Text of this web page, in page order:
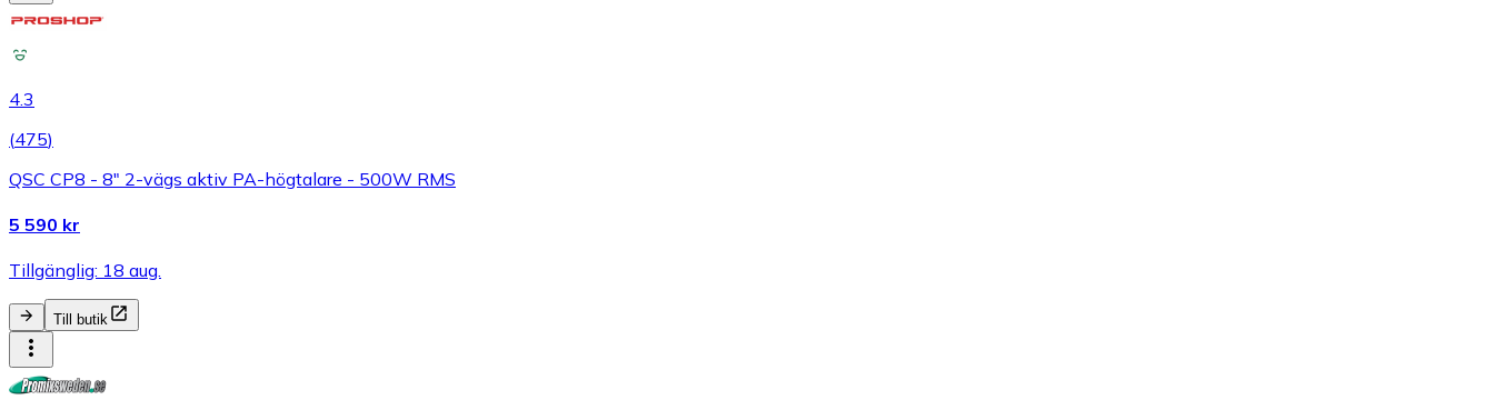
4.3
(475)
QSC CP8 - 8" 2-vägs aktiv PA-högtalare - 500W RMS
5 590 kr
Tillgänglig: 18 aug.
Till butik